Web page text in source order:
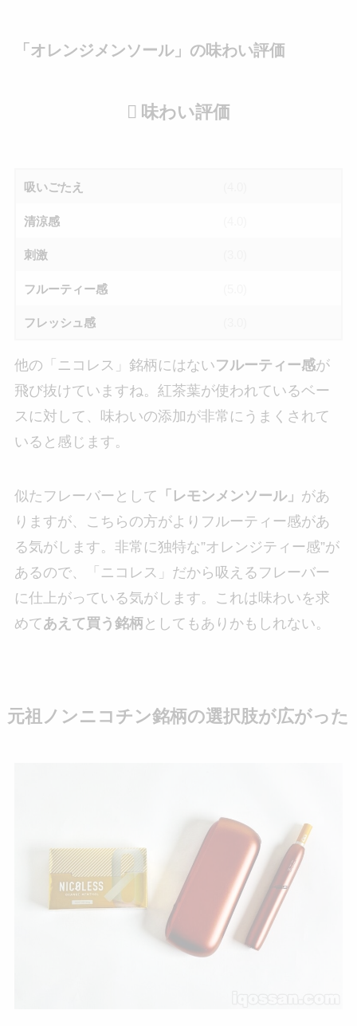
「オレンジメンソール」の味わい評価
味わい評価
吸いごたえ
清涼感
刺激
フルーティー感
フレッシュ感
他の「ニコレス」銘柄にはないフルーティー感が
飛び抜けていますね。紅茶葉が使われているベー
スに対して、味わいの添加が非常にうまくされて
いると感じます。
似たフレーバーとして 「レモンメンソール」 があ
りますが、こちらの方がよりフルーティー感があ
る気がします。非常に独特な”オレンジティー感”が
あるので、「ニコレス」だから吸えるフレーバー
に仕上がっている気がします。これは味わいを求
めてあえて買う銘柄 としてもありかもしれない。
元祖ノンニコチン銘柄の選択肢が広がった